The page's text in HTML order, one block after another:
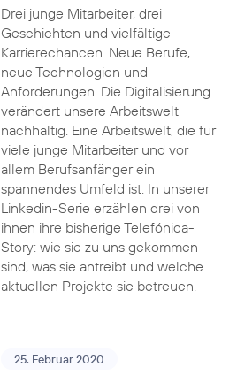
Drei junge Mitarbeiter, drei
Geschichten und vielfältige
Karrierechancen. Neue Berufe,
neue Technologien und
Anforderungen. Die Digitalisierung
verändert unsere Arbeitswelt
nachhaltig. Eine Arbeitswelt, die für
viele junge Mitarbeiter und vor
allem Berufsanfänger ein
spannendes Umfeld ist. In unserer
Linkedin-Serie erzählen drei von
ihnen ihre bisherige Telefónica-
Story: wie sie zu uns gekommen
sind, was sie antreibt und welche
aktuellen Projekte sie betreuen.
25. Februar 2020